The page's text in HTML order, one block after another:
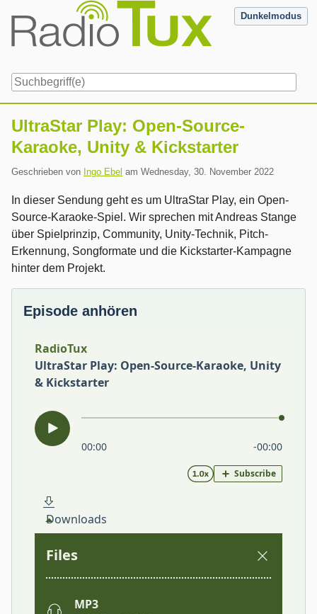
content
Dunkelmodus
UltraStar Play: Open-Source-
Karaoke, Unity & Kickstarter
Geschrieben von Ingo Ebel am Wednesday, 30. November 2022
In dieser Sendung geht es um UltraStar Play, ein Open-
Source-Karaoke-Spiel. Wir sprechen mit Andreas Stange
über Spielprinzip, Community, Unity-Technik, Pitch-
Erkennung, Songformate und die Kickstarter-Kampagne
hinter dem Projekt.
Episode anhören